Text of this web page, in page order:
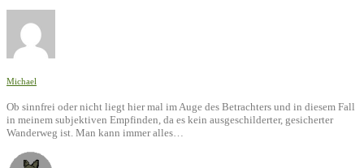
Michael
Ob sinnfrei oder nicht liegt hier mal im Auge des Betrachters und in diesem Fall
in meinem subjektiven Empfinden, da es kein ausgeschilderter, gesicherter
Wanderweg ist. Man kann immer alles…